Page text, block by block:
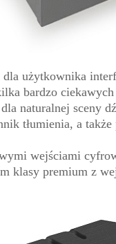
użytkownika
bardzo
naturalnej
tłumienia, a
wejściami
klasy premium z